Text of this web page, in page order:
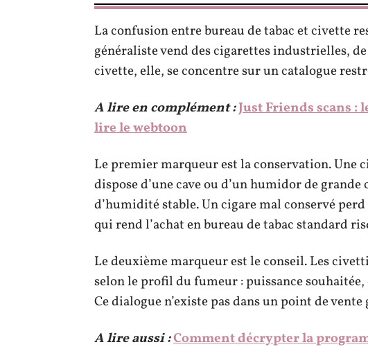
La confusion entre bureau de tabac et civette
généraliste vend des cigarettes industrielles,
civette, elle, se concentre sur un catalogue
A lire en complément :Just Friends scans :
lire le webtoon
Le premier marqueur est la conservation. Une
dispose d’une cave ou d’un humidor de
d’humidité stable. Un cigare mal conservé perd
qui rend l’achat en bureau de tabac standard
Le deuxième marqueur est le conseil. Les
selon le profil du fumeur : puissance
Ce dialogue n’existe pas dans un point de
A lire aussi :Comment décrypter la